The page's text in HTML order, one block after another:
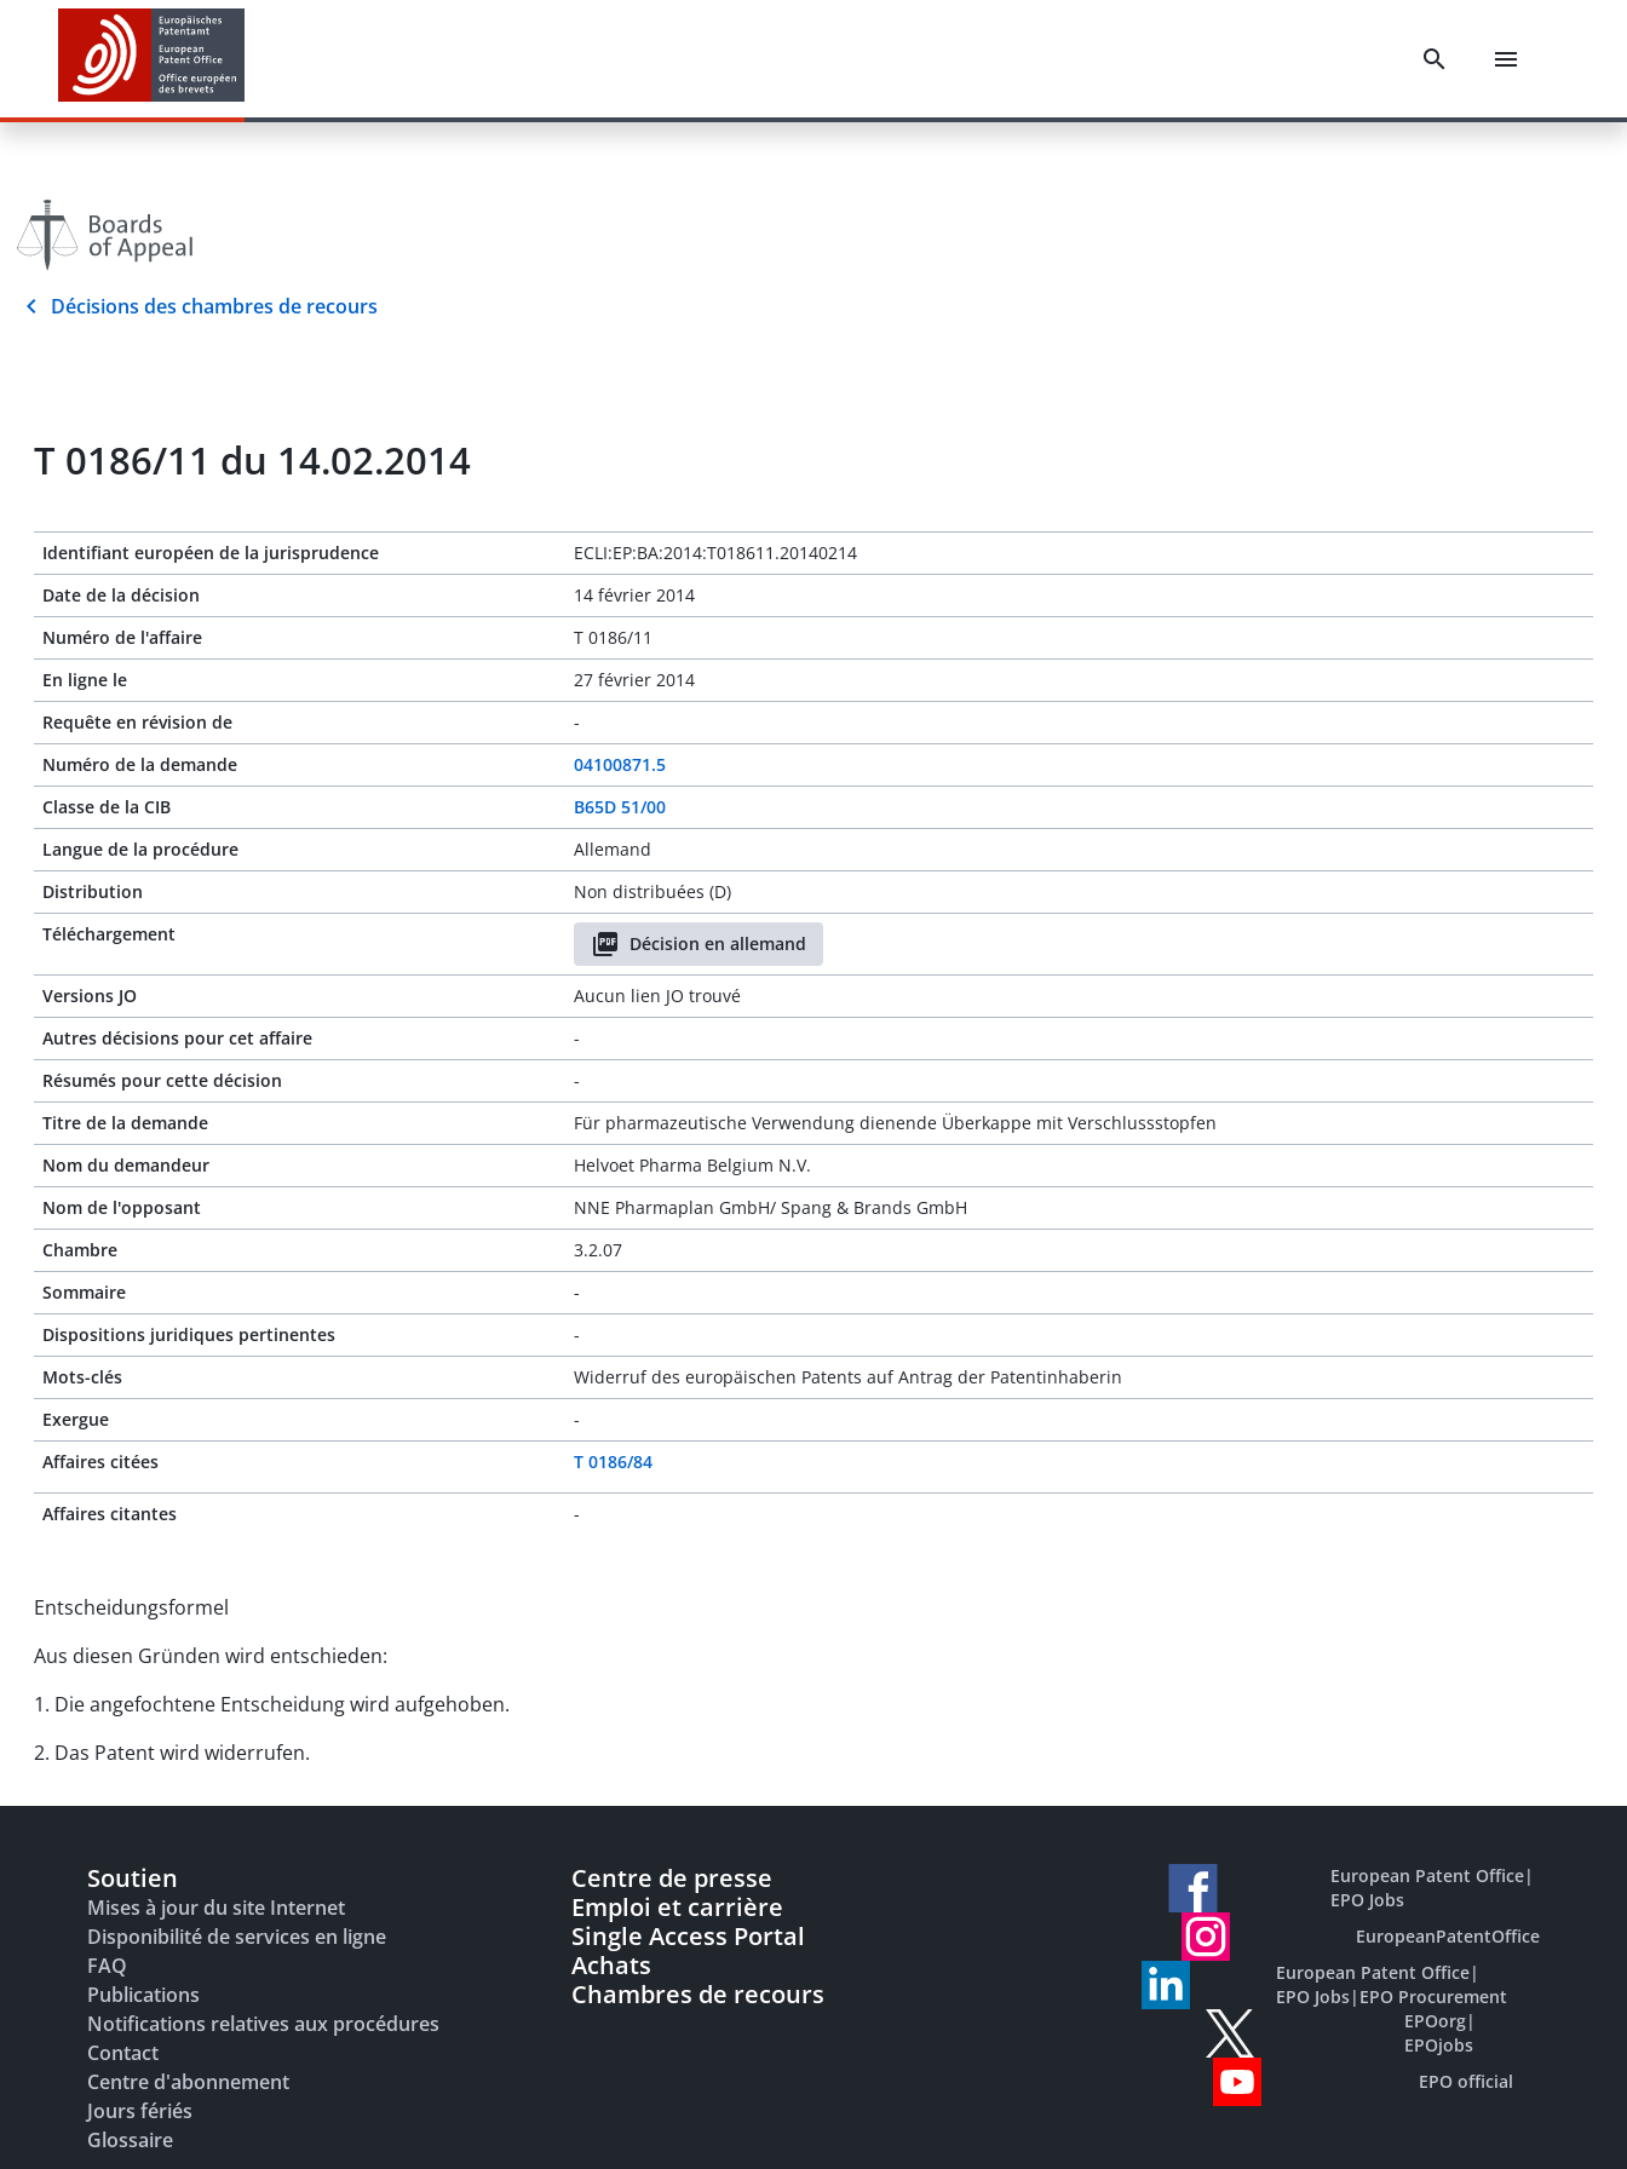
Décisions des chambres de recours
T 0186/11 du 14.02.2014
Identifiant européen de la jurisprudence
ECLI:EP:BA:2014:T018611.20140214
Date de la décision
14 février 2014
Numéro de l'affaire
T 0186/11
En ligne le
27 février 2014
Requête en révision de
-
Numéro de la demande
04100871.5
Classe de la CIB
B65D 51/00
Langue de la procédure
Allemand
Distribution
Non distribuées (D)
Téléchargement
Décision en allemand
Versions JO
Aucun lien JO trouvé
Autres décisions pour cet affaire
-
Résumés pour cette décision
-
Titre de la demande
Für pharmazeutische Verwendung dienende Überkappe mit Verschlussstopfen
Nom du demandeur
Helvoet Pharma Belgium N.V.
Nom de l'opposant
NNE Pharmaplan GmbH/ Spang & Brands GmbH
Chambre
3.2.07
Sommaire
-
Dispositions juridiques pertinentes
-
Mots-clés
Widerruf des europäischen Patents auf Antrag der Patentinhaberin
Exergue
-
Affaires citées
T 0186/84
Affaires citantes -
Entscheidungsformel
Aus diesen Gründen wird entschieden:
1. Die angefochtene Entscheidung wird aufgehoben.
2. Das Patent wird widerrufen.
Soutien
Mises à jour du site Internet
Disponibilité de services en ligne
FAQ
Publications
Notifications relatives aux procédures
Contact
Centre d'abonnement
Jours fériés
Glossaire
Centre de presse
Emploi et carrière
Single Access Portal
Achats
Chambres de recours
European Patent Office|
EPO Jobs
EuropeanPatentOffice
European Patent Office|
EPO Jobs| EPO Procurement
EPOorg|
EPOjobs
EPO official